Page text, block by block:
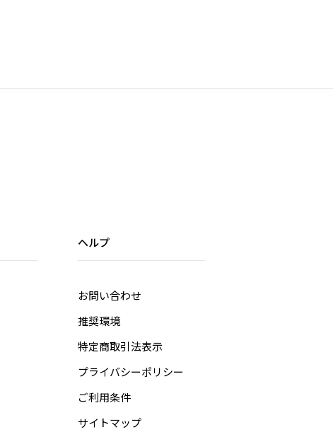
ヘルプ
お問い合わせ
推奨環境
特定商取引法表示
プライバシーポリシー
ご利用条件
サイトマップ